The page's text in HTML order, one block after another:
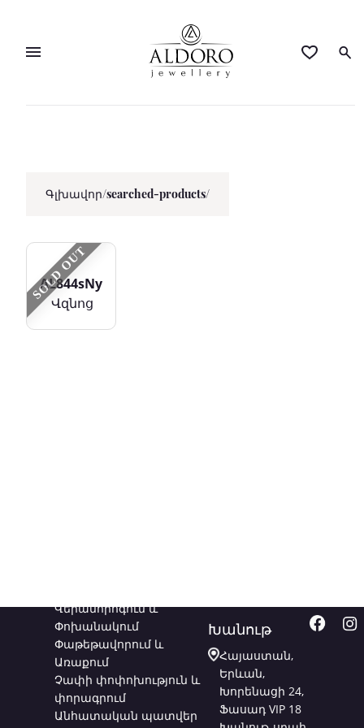
Գլխավոր/searched-products/
SOLD OUT
AL844sNy
Վզնոց
Վերանորոգում և
Փոխանակում
Փաթեթավորում և
Առաքում
Չափի փոփոխություն և
փորագրում
Անհատական պատվեր
Խանութ
Հայաստան,
Երևան,
Խորենացի 24,
Ֆասադ VIP 18